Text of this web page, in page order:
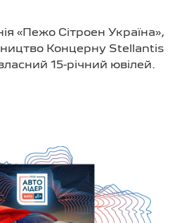
«Пежо Сітроен Україна»,
Концерну Stellantis
15-річний ювілей.